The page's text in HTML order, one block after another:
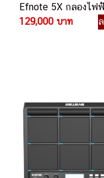
Efnote 5X กลองไฟ
129,000 บาท